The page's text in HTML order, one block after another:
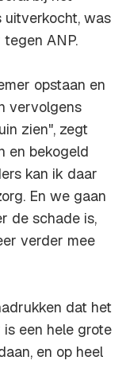
uitverkocht, was
ANP.
opstaan en
vervolgens
zien", zegt
en bekogeld
kan ik daar
En we gaan
de schade is,
verder mee
dat het
is een hele grote
en op heel